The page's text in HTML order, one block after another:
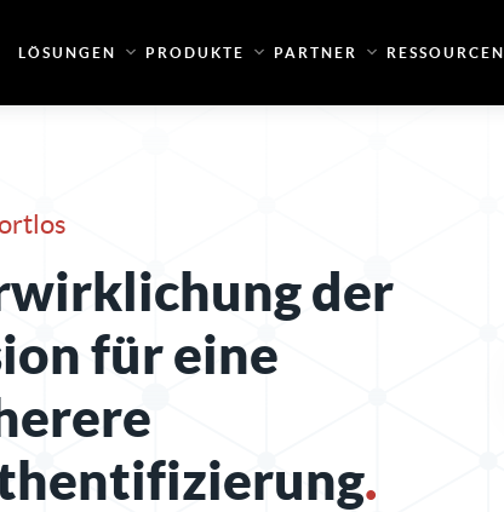
LÖSUNGEN PRODUKTE PARTNER RESSOURCEN
der
für eine
.